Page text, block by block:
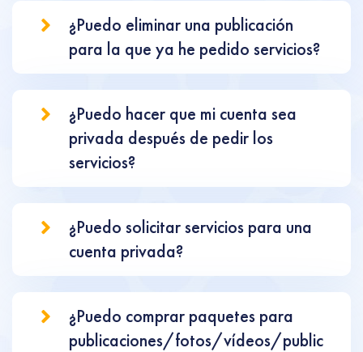
¿Puedo eliminar una publicación
para la que ya he pedido servicios?
¿Puedo hacer que mi cuenta sea
privada después de pedir los
servicios?
¿Puedo solicitar servicios para una
cuenta privada?
¿Puedo comprar paquetes para
publicaciones/fotos/vídeos/public